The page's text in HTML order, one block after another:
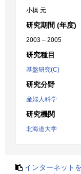
小橋 元
研究期間 (年度)
2003 – 2005
研究種目
基盤研究(C)
研究分野
産婦人科学
研究機関
北海道大学
インターネット